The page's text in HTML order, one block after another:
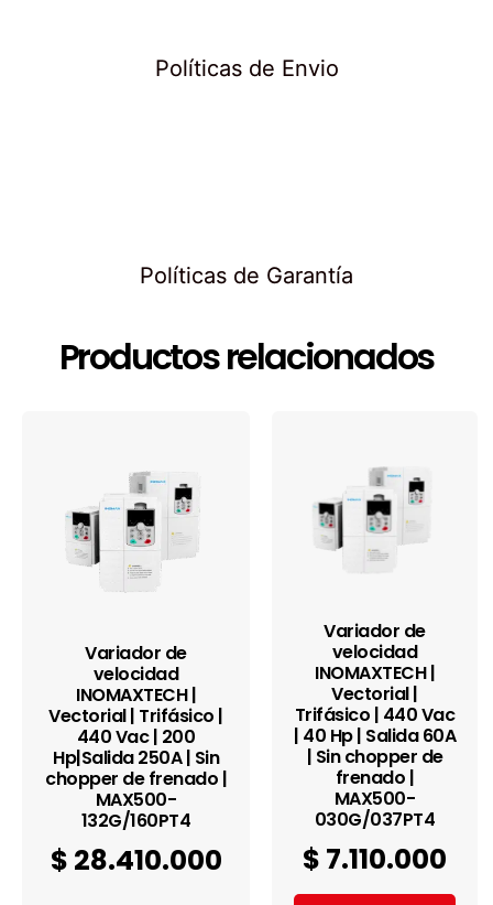
Políticas de Envio
Políticas de Garantía
Productos relacionados
Variador de
velocidad
INOMAXTECH |
Vectorial | Trifásico |
440 Vac | 200
Hp|Salida 250A | Sin
chopper de frenado |
MAX500-
132G/160PT4
$ 28.410.000
Variador de
velocidad
INOMAXTECH |
Vectorial |
Trifásico | 440 Vac
| 40 Hp | Salida 60A
| Sin chopper de
frenado |
MAX500-
030G/037PT4
$ 7.110.000